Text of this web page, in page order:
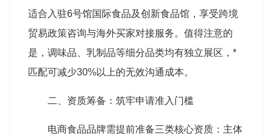
适合入驻6号馆国际食品及创新食品馆，享受跨境
贸易政策咨询与海外买家对接服务。值得注意的
是，调味品、乳制品等细分品类均有独立展区，*
匹配可减少30%以上的无效沟通成本。
二、资质筹备：筑牢申请准入门槛
电商食品品牌需提前准备三类核心资质：主体